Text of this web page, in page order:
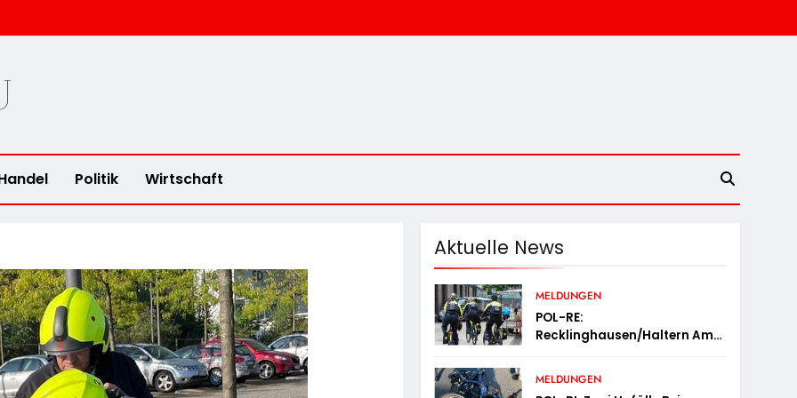
Politik Wirtschaft
Aktuelle News
MELDUNGEN
POL-RE:
Recklinghausen/Haltern Am
MELDUNGEN